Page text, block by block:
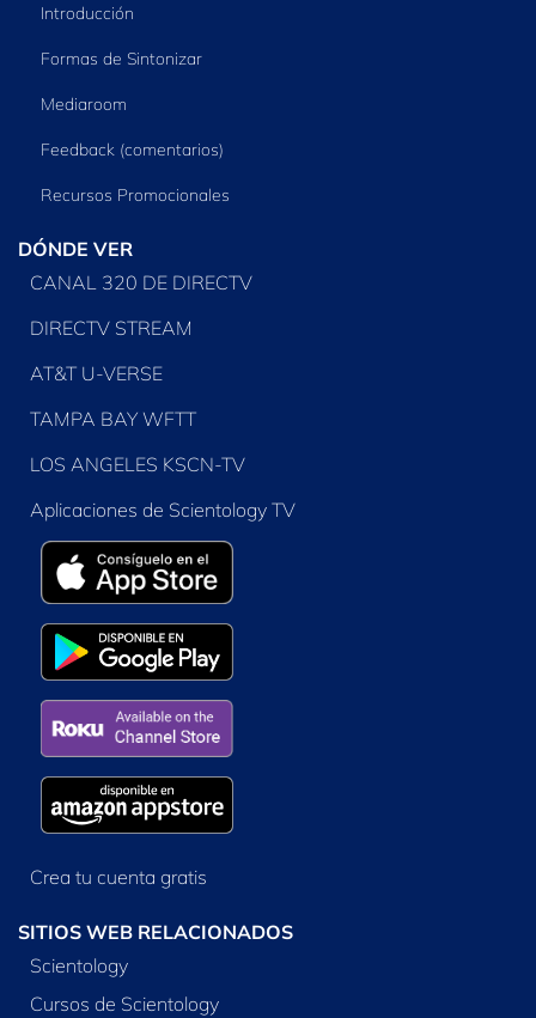
Introducción
Formas de Sintonizar
Mediaroom
Feedback (comentarios)
Recursos Promocionales
DÓNDE VER
CANAL 320 DE DIRECTV
DIRECTV STREAM
AT&T U-VERSE
TAMPA BAY WFTT
LOS ANGELES KSCN-TV
Aplicaciones de Scientology TV
Crea tu cuenta gratis
SITIOS WEB RELACIONADOS
Scientology
Cursos de Scientology